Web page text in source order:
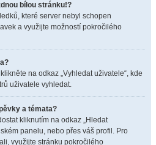
bílou stránku!?
které server nebyl schopen
a využijte možností pokročilého
na odkaz „Vyhledat uživatele“, kde
uživatele vyhledat.
a témata?
kliknutím na odkaz „Hledat
panelu, nebo přes váš profil. Pro
využijte stránku pokročilého